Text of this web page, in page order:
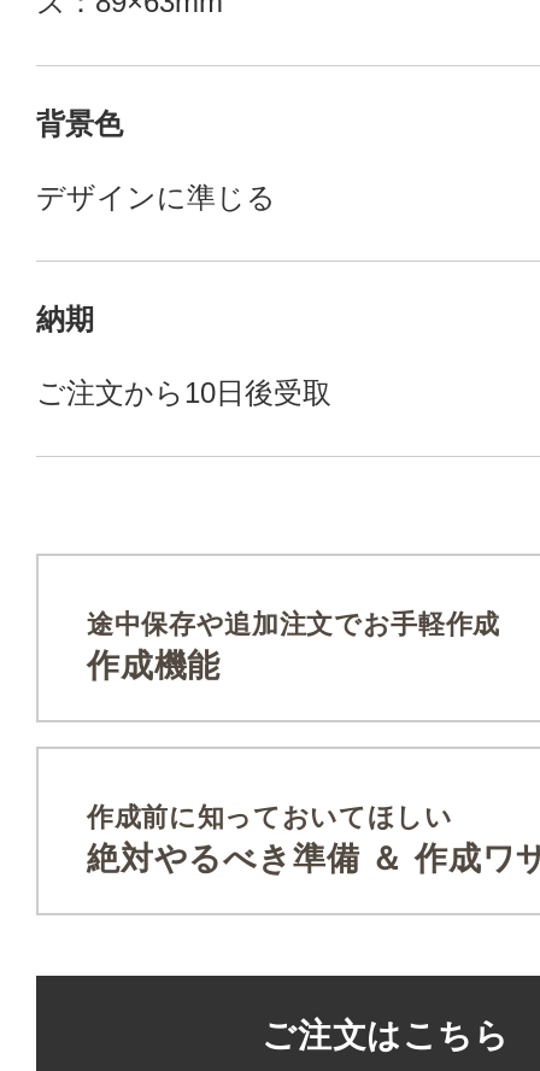
背景色
デザインに準じる
納期
ご注文から10日後受取
途中保存や追加注文でお手軽作成
作成機能​
作成前に知っておいてほしい
絶対やるべき準備 ＆ 作成ワ
ご注文はこちら